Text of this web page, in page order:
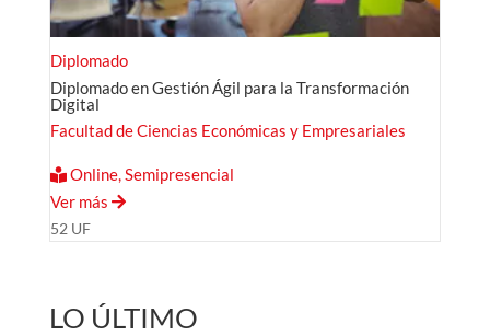
Diplomado
Diplomado en Gestión Ágil para la Transformación
Digital
Facultad de Ciencias Económicas y Empresariales
Online, Semipresencial
Ver más
52 UF
LO ÚLTIMO